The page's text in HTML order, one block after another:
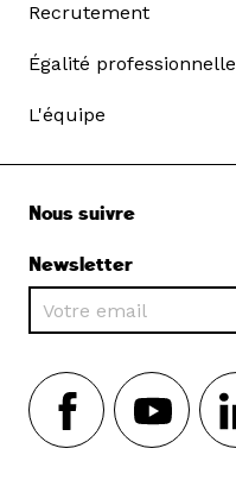
Recrutement
Égalité professionnelle
L'équipe
Nous suivre
Newsletter